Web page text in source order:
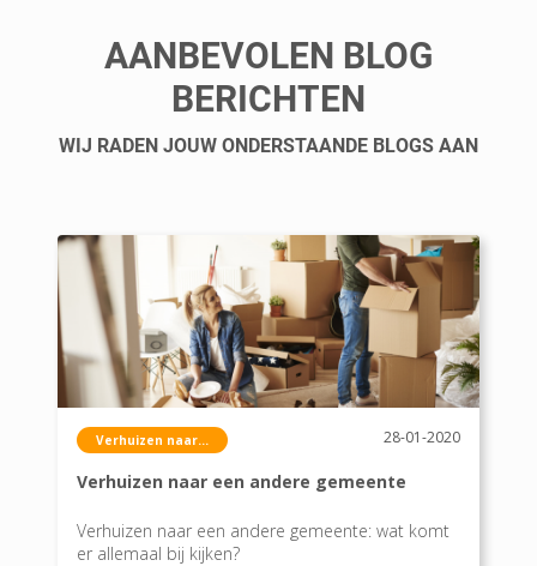
AANBEVOLEN BLOG
BERICHTEN
WIJ RADEN JOUW ONDERSTAANDE BLOGS AAN
Verhuizen naar... 28-01-2020
Verhuizen naar een andere gemeente
Verhuizen naar een andere gemeente: wat komt
er allemaal bij kijken?